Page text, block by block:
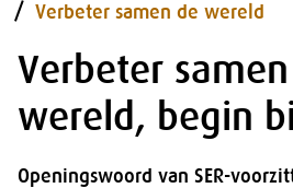
Verbeter samen de wereld
Verbeter
wereld, begin
Openingswoord van SER-